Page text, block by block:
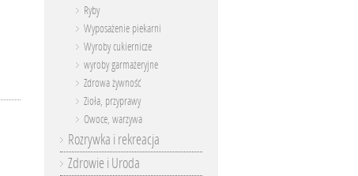
Ryby
Wyposażenie piekarni
Wyroby cukiernicze
wyroby garmażeryjne
Zdrowa żywność
Zioła, przyprawy
Owoce, warzywa
Rozrywka i rekreacja
Zdrowie i Uroda